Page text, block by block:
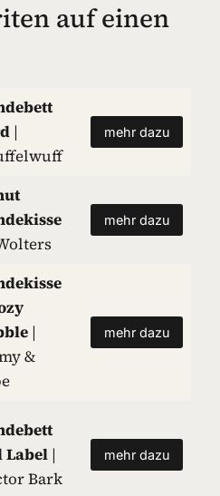
auf einen
|
mehr dazu
mehr dazu
|
&
mehr dazu
Label |
Bark
mehr dazu